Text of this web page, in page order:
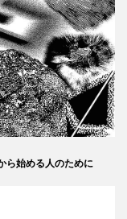
ら始める人のために